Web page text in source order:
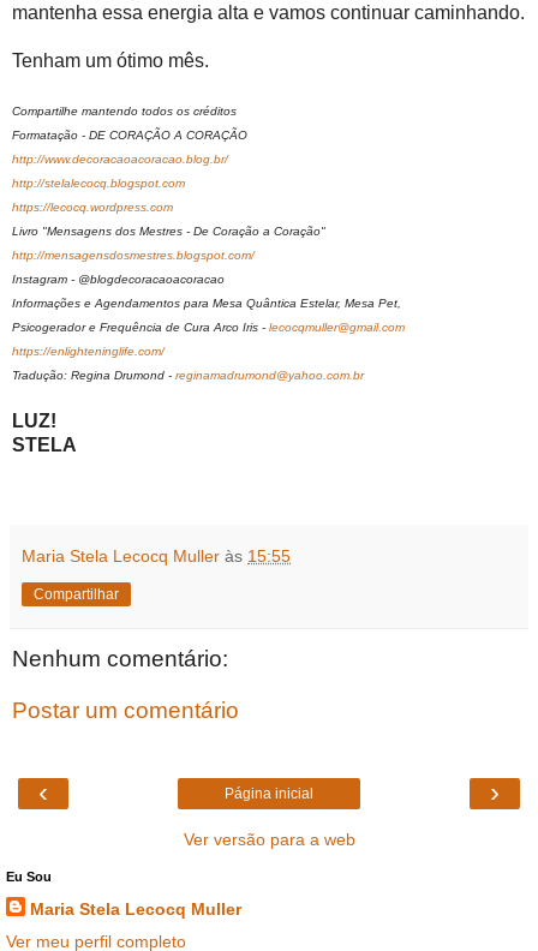
mantenha essa energia alta e vamos continuar caminhando.
Tenham um ótimo mês.
Compartilhe mantendo todos os créditos
Formatação - DE CORAÇÃO A CORAÇÃO
http://www.decoracaoacoracao.blog.br/
http://stelalecocq.blogspot.com
https://lecocq.wordpress.com
Livro "Mensagens dos Mestres - De Coração a Coração"
http://mensagensdosmestres.blogspot.com/
Instagram - @blogdecoracaoacoracao
Informações e Agendamentos para Mesa Quântica Estelar, Mesa Pet,
Psicogerador e Frequência de Cura Arco Iris - lecocqmuller@gmail.com
https://enlighteninglife.com/
Tradução: Regina Drumond - reginamadrumond@yahoo.com.br
LUZ!
STELA
Maria Stela Lecocq Muller às 15:55
Compartilhar
Nenhum comentário:
Postar um comentário
‹ ›
Página inicial
Ver versão para a web
Eu Sou
Maria Stela Lecocq Muller
Ver meu perfil completo